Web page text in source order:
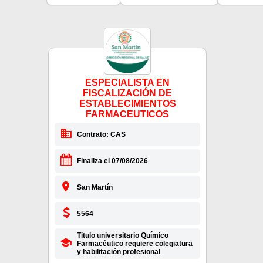
ESPECIALISTA EN
FISCALIZACIÓN DE
ESTABLECIMIENTOS
FARMACEUTICOS
Contrato: CAS
Finaliza el 07/08/2026
San Martín
5564
Titulo universitario Químico
Farmacéutico requiere colegiatura
y habilitación profesional